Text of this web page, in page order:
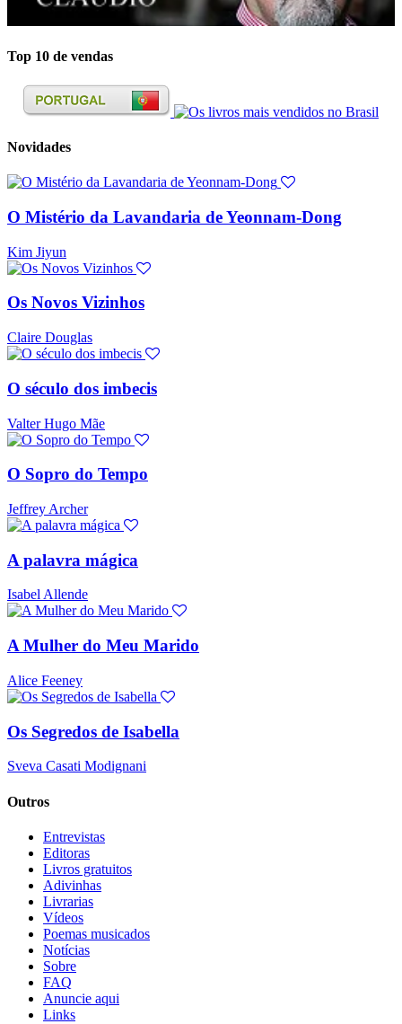
Top 10 de vendas
Novidades
O Mistério da Lavandaria de Yeonnam-Dong
Kim Jiyun
Os Novos Vizinhos
Claire Douglas
O século dos imbecis
Valter Hugo Mãe
O Sopro do Tempo
Jeffrey Archer
A palavra mágica
Isabel Allende
A Mulher do Meu Marido
Alice Feeney
Os Segredos de Isabella
Sveva Casati Modignani
Outros
Entrevistas
Editoras
Livros gratuitos
Adivinhas
Livrarias
Vídeos
Poemas musicados
Notícias
Sobre
FAQ
Anuncie aqui
Links